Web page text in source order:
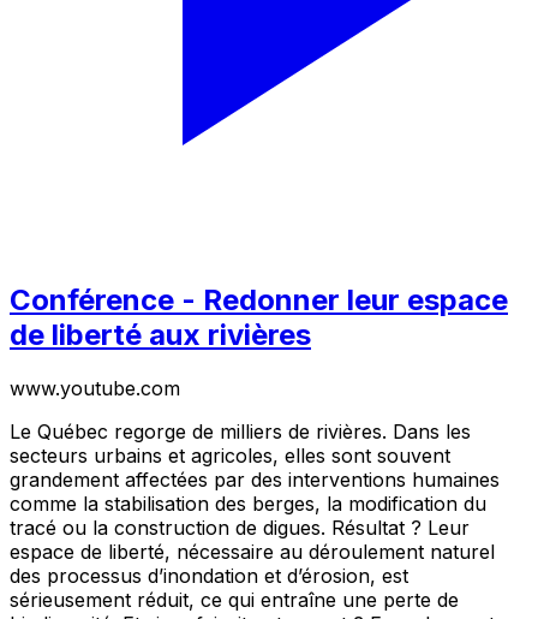
Conférence - Redonner leur espace
de liberté aux rivières
www.youtube.com
Le Québec regorge de milliers de rivières. Dans les
secteurs urbains et agricoles, elles sont souvent
grandement affectées par des interventions humaines
comme la stabilisation des berges, la modification du
tracé ou la construction de digues. Résultat ? Leur
espace de liberté, nécessaire au déroulement naturel
des processus d’inondation et d’érosion, est
sérieusement réduit, ce qui entraîne une perte de